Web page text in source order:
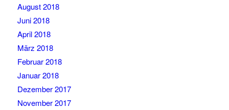
August 2018
Juni 2018
April 2018
März 2018
Februar 2018
Januar 2018
Dezember 2017
November 2017